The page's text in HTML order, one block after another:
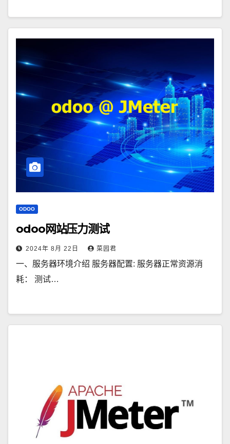
ODOO
odoo网站压力测试
2024年 8月 22日 菜园君
一、服务器环境介绍 服务器配置: 服务器正常资源消
耗： 测试…